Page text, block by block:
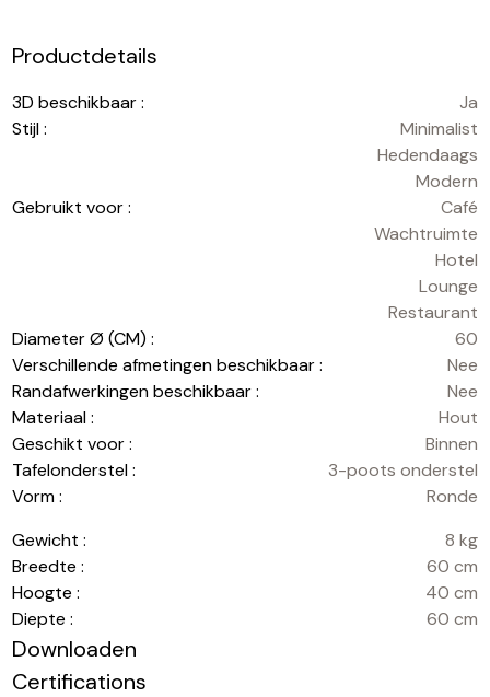
Productdetails
3D beschikbaar :
Ja
Stijl :
Minimalist
Hedendaags
Modern
Gebruikt voor :
Café
Wachtruimte
Hotel
Lounge
Restaurant
Diameter Ø (CM) :
60
Verschillende afmetingen beschikbaar :
Nee
Randafwerkingen beschikbaar :
Nee
Materiaal :
Hout
Geschikt voor :
Binnen
Tafelonderstel :
3-poots onderstel
Vorm :
Ronde
Gewicht :
8 kg
Breedte :
60 cm
Hoogte :
40 cm
Diepte :
60 cm
Downloaden
Certifications